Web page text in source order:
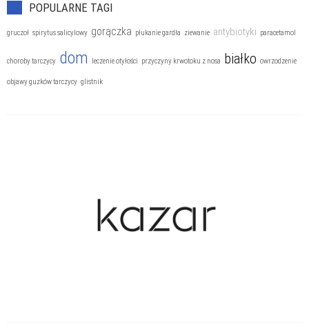
Choroby układu kostnego
Choroby układu krążenia
Choroby weneryczne
Choroby wieku podeszłego
POPULARNE TAGI
gruczoł spirytus salicylowy gorączka płukanie gardła ziewanie antybiotyki paracetamol
choroby tarczycy dom leczenie otyłości przyczyny krwotoku z nosa białko owrzodzenie
objawy guzków tarczycy glistnik